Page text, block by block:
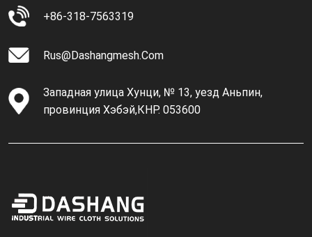
+86-318-7563319
Rus@dashangmesh.com
Западная улица Хунци, № 13, уезд Аньпин,
провинция Хэбэй,КНР. 053600